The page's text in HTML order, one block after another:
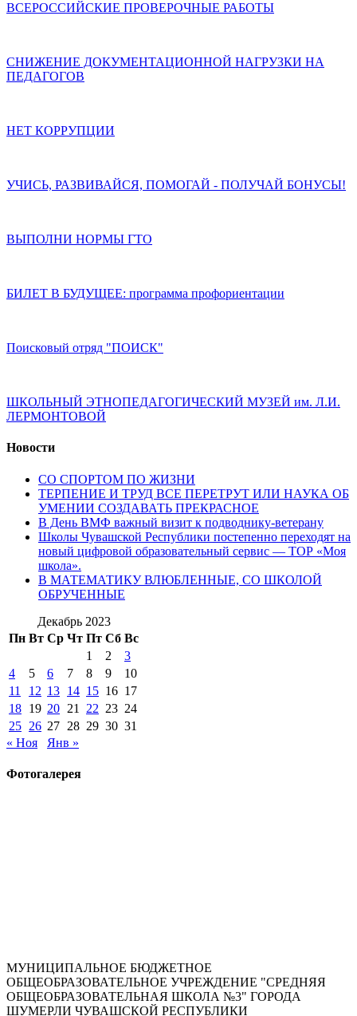
ВСЕРОССИЙСКИЕ ПРОВЕРОЧНЫЕ РАБОТЫ
СНИЖЕНИЕ ДОКУМЕНТАЦИОННОЙ НАГРУЗКИ НА
ПЕДАГОГОВ
НЕТ КОРРУПЦИИ
УЧИСЬ, РАЗВИВАЙСЯ, ПОМОГАЙ - ПОЛУЧАЙ БОНУСЫ!
ВЫПОЛНИ НОРМЫ ГТО
БИЛЕТ В БУДУЩЕЕ: программа профориентации
Поисковый отряд "ПОИСК"
ШКОЛЬНЫЙ ЭТНОПЕДАГОГИЧЕСКИЙ МУЗЕЙ им. Л.И.
ЛЕРМОНТОВОЙ
Новости
СО СПОРТОМ ПО ЖИЗНИ
ТЕРПЕНИЕ И ТРУД ВСЕ ПЕРЕТРУТ ИЛИ НАУКА ОБ
УМЕНИИ СОЗДАВАТЬ ПРЕКРАСНОЕ
В День ВМФ важный визит к подводнику-ветерану
Школы Чувашской Республики постепенно переходят на
новый цифровой образовательный сервис — ТОР «Моя
школа».
В МАТЕМАТИКУ ВЛЮБЛЕННЫЕ, СО ШКОЛОЙ
ОБРУЧЕННЫЕ
Декабрь 2023
Пн Вт Ср Чт Пт Сб Вс
1
2
3
4
5 6 7 8 9
10
11
12 13 14 15 16 17
18 19 20 21 22 23 24
25 26 27 28 29 30 31
« Ноя
Янв »
Фотогалерея
МУНИЦИПАЛЬНОЕ БЮДЖЕТНОЕ
ОБЩЕОБРАЗОВАТЕЛЬНОЕ УЧРЕЖДЕНИЕ "СРЕДНЯЯ
ОБЩЕОБРАЗОВАТЕЛЬНАЯ ШКОЛА №3" ГОРОДА
ШУМЕРЛИ ЧУВАШСКОЙ РЕСПУБЛИКИ